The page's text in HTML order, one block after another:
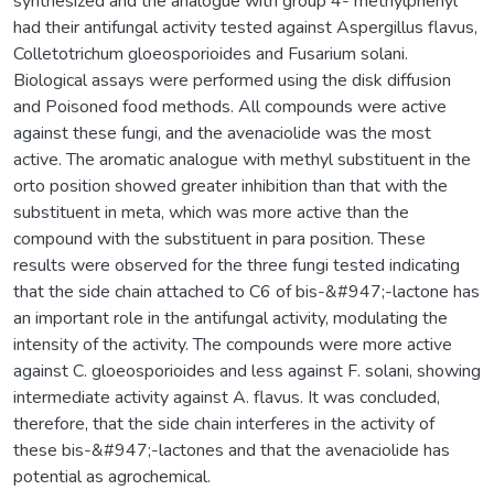
had their antifungal activity tested against Aspergillus flavus,
Colletotrichum gloeosporioides and Fusarium solani.
Biological assays were performed using the disk diffusion
and Poisoned food methods. All compounds were active
against these fungi, and the avenaciolide was the most
active. The aromatic analogue with methyl substituent in the
orto position showed greater inhibition than that with the
substituent in meta, which was more active than the
compound with the substituent in para position. These
results were observed for the three fungi tested indicating
that the side chain attached to C6 of bis-&#947;-lactone has
an important role in the antifungal activity, modulating the
intensity of the activity. The compounds were more active
against C. gloeosporioides and less against F. solani, showing
intermediate activity against A. flavus. It was concluded,
therefore, that the side chain interferes in the activity of
these bis-&#947;-lactones and that the avenaciolide has
potential as agrochemical.